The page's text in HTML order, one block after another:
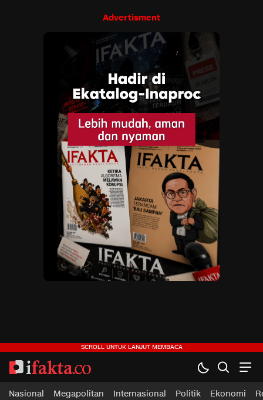
Advertisment
ifakta.co
#pastibenar
Nasional Megapolitan Internasional Politik Ekonomi